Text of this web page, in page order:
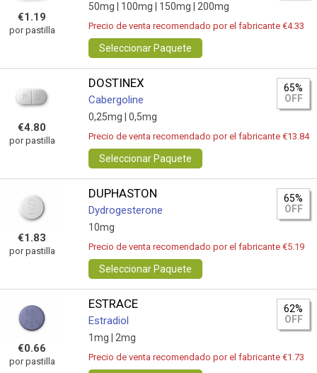
€1.19
por pastilla
50mg | 100mg | 150mg | 200mg
Precio de venta recomendado por el fabricante €4.33
Seleccionar Paquete
€4.80
por pastilla
DOSTINEX
Cabergoline
0,25mg | 0,5mg
65%
OFF
Precio de venta recomendado por el fabricante €13.84
Seleccionar Paquete
€1.83
por pastilla
DUPHASTON
Dydrogesterone
10mg
65%
OFF
Precio de venta recomendado por el fabricante €5.19
Seleccionar Paquete
€0.66
por pastilla
ESTRACE
Estradiol
1mg | 2mg
62%
OFF
Precio de venta recomendado por el fabricante €1.73